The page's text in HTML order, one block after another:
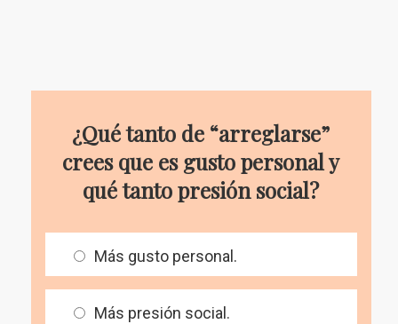
¿Qué tanto de “arreglarse”
crees que es gusto personal y
qué tanto presión social?
Más gusto personal.
Más presión social.